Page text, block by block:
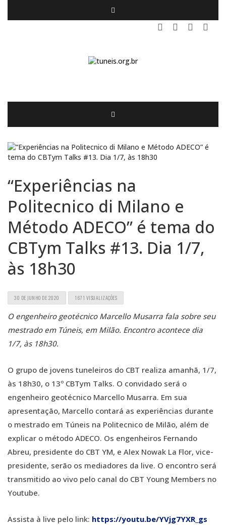
“Experiências na
Politecnico di Milano e
Método ADECO” é tema do
CBTym Talks #13. Dia 1/7,
às 18h30
30 DE JUNHO DE 2020 1671 VISUALIZAÇÕES
O engenheiro geotécnico Marcello Musarra fala sobre seu
mestrado em Túneis, em Milão. Encontro acontece dia
1/7, às 18h30.
O grupo de jovens tuneleiros do CBT realiza amanhã, 1/7,
às 18h30, o 13º CBTym Talks. O convidado será o
engenheiro geotécnico Marcello Musarra. Em sua
apresentação, Marcello contará as experiências durante
o mestrado em Túneis na Politecnico de Milão, além de
explicar o método ADECO. Os engenheiros Fernando
Abreu, presidente do CBT YM, e Alex Nowak La Flor, vice-
presidente, serão os mediadores da live. O encontro será
transmitido ao vivo pelo canal do CBT Young Members no
Youtube.
Assista à live pelo link: https://youtu.be/YVjg7YXR_gs